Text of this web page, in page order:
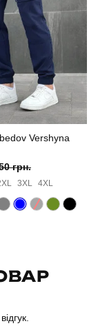
смарт кежуал
весна-осінь
чорний
Vershyna
грн.
3XL 4XL